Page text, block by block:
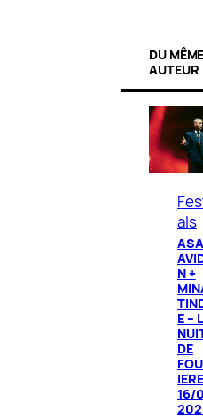
DU MÊME
AUTEUR
als
N +
E –
DE
16/